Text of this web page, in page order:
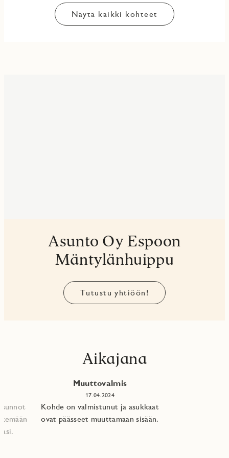
Näytä kaikki kohteet
Asunto Oy Espoon
Mäntylänhuippu
Tutustu yhtiöön!
Aikajana
Muuttovalmis
17.04.2024
Kohde on valmistunut ja asukkaat
ovat päässeet muuttamaan sisään.